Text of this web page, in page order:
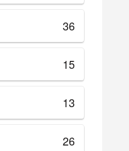
36
15
13
26